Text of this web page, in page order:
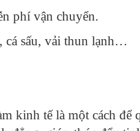
phí vận chuyển.
cá sấu, vải thun lạnh…
tế là một cách để